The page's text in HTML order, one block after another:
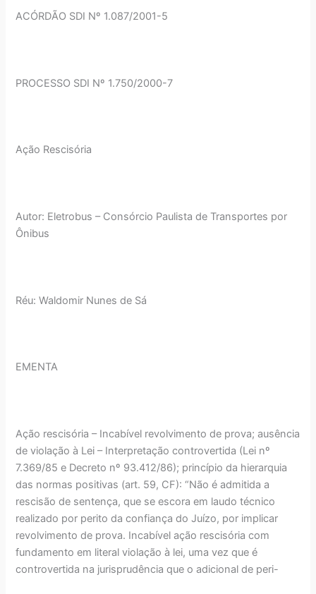
ACÓRDÃO SDI Nº 1.087/2001-5
PROCESSO SDI Nº 1.750/2000-7
Ação Rescisória
Autor: Eletrobus – Consórcio Paulista de Transportes por
Ônibus
Réu: Waldomir Nunes de Sá
EMENTA
Ação rescisória – Incabível revolvimento de prova; ausência
de violação à Lei – Interpretação controvertida (Lei nº
7.369/85 e Decreto nº 93.412/86); princípio da hierarquia
das normas positivas (art. 59, CF): “Não é admitida a
rescisão de sentença, que se escora em laudo técnico
realizado por perito da confiança do Juízo, por implicar
revolvimento de prova. Incabível ação rescisória com
fundamento em literal violação à lei, uma vez que é
controvertida na jurisprudência que o adicional de peri-